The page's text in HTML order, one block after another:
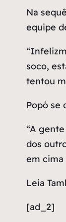
Na
equipe
soco,
tentou
Popó se
“A
dos
em cima
Leia
[ad_2]